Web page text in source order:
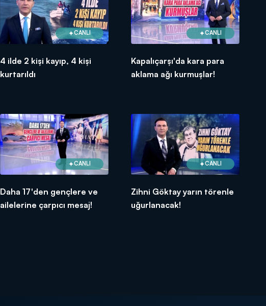
CANLI
4 ilde 2 kişi kayıp, 4 kişi
kurtarıldı
CANLI
Kapalıçarşı'da kara para
aklama ağı kurmuşlar!
CANLI
Daha 17'den gençlere ve
ailelerine çarpıcı mesaj!
CANLI
Zihni Göktay yarın törenle
uğurlanacak!